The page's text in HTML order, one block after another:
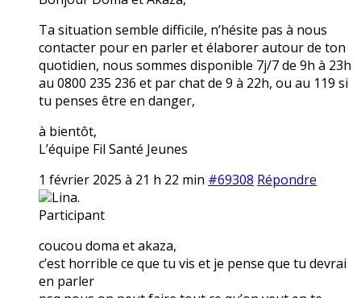
Ta situation semble difficile, n’hésite pas à nous
contacter pour en parler et élaborer autour de ton
quotidien, nous sommes disponible 7j/7 de 9h à 23h
au 0800 235 236 et par chat de 9 à 22h, ou au 119 si
tu penses être en danger,
à bientôt,
L’équipe Fil Santé Jeunes
1 février 2025 à 21 h 22 min #69308 Répondre
Lina.
Participant
coucou doma et akaza,
c’est horrible ce que tu vis et je pense que tu devrai
en parler